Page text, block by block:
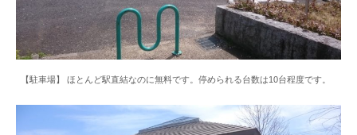
【駐車場】 ほとんど駅直結なのに無料です。停められる台数は10台程度です。